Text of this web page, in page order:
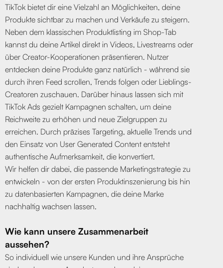
TikTok bietet dir eine Vielzahl an Möglichkeiten, deine
Produkte sichtbar zu machen und Verkäufe zu steigern.
Neben dem klassischen Produktlisting im Shop-Tab
kannst du deine Artikel direkt in Videos, Livestreams oder
über Creator-Kooperationen präsentieren. Nutzer
entdecken deine Produkte ganz natürlich - während sie
durch ihren Feed scrollen, Trends folgen oder Lieblings-
Creatoren zuschauen. Darüber hinaus lassen sich mit
TikTok Ads gezielt Kampagnen schalten, um deine
Reichweite zu erhöhen und neue Zielgruppen zu
erreichen. Durch präzises Targeting, aktuelle Trends und
den Einsatz von User Generated Content entsteht
authentische Aufmerksamkeit, die konvertiert.
Wir helfen dir dabei, die passende Marketingstrategie zu
entwickeln - von der ersten Produktinszenierung bis hin
zu datenbasierten Kampagnen, die deine Marke
nachhaltig wachsen lassen.
Wie kann unsere Zusammenarbeit
aussehen?
So individuell wie unsere Kunden und ihre Ansprüche